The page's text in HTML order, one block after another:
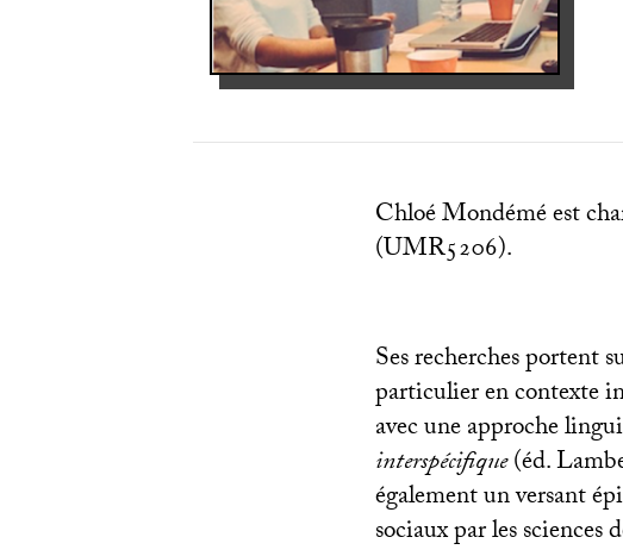
Chloé Mondémé est
(UMR5206).
Ses recherches portent
particulier en contexte
avec une approche
interspécifique(éd.
également un versant
sociaux par les sciences